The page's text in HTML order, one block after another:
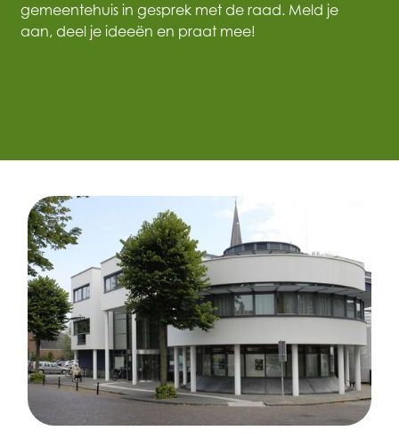
gemeentehuis in gesprek met de raad. Meld je
aan, deel je ideeën en praat mee!